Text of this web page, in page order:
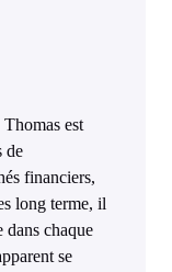
est
de
financiers,
long terme, il
dans chaque
se